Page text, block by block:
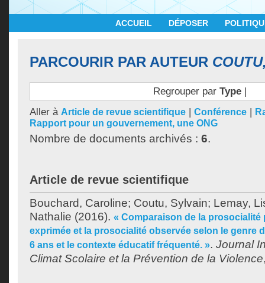
ACCUEIL DÉPOSER
PARCOURIR PAR AUTEUR
Regrouper par Type|
Aller à Article de revue scientifique | Conférence |
Rapport pour un gouvernement, une ONG
Nombre de documents archivés : 6.
Article de revue scientifique
Bouchard, Caroline; Coutu, Sylvain; Lemay,
Nathalie (2016). « Comparaison de la prosocialité
exprimée et la prosocialité observée selon le genre
6 ans et le contexte éducatif fréquenté. ». Journal
Climat Scolaire et la Prévention de la Violence